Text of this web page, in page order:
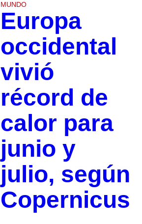
MUNDO
Europa
occidental
vivió
récord de
calor para
junio y
julio, según
Copernicus